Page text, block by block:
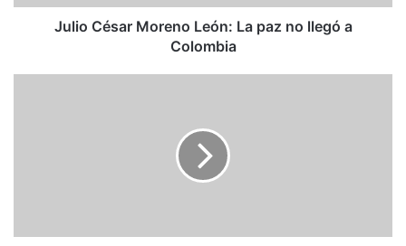
a
ColombiaJulio César Moreno León: La paz no llegó a
Colombia
causó